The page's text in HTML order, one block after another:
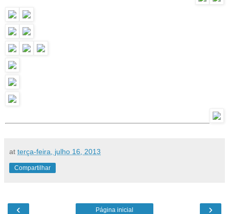
at terça-feira, julho 16, 2013
Compartilhar
‹ ›
Página inicial